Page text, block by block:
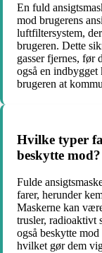
En fuld
mod brugerens
luftfiltersystem,
brugeren. Dette
gasser fjernes, før
også en
brugeren at
Hvilke typer
beskytte mod?
Fulde
farer, herunder
Maskerne kan
trusler, radioaktivt
også beskytte
hvilket gør dem